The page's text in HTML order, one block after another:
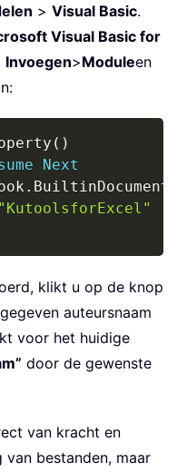
> Visual Basic.
Visual Basic for
Invoegen>Moduleen
( )
Next
.
"KutoolsforExcel"
klikt u op de knop
auteursnaam
voor het huidige
door de gewenste
van kracht en
bestanden, maar